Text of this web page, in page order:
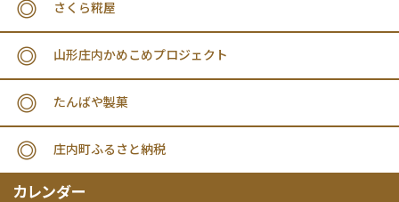
さくら糀屋
山形庄内かめこめプロジェクト
たんばや製菓
庄内町ふるさと納税
カレンダー